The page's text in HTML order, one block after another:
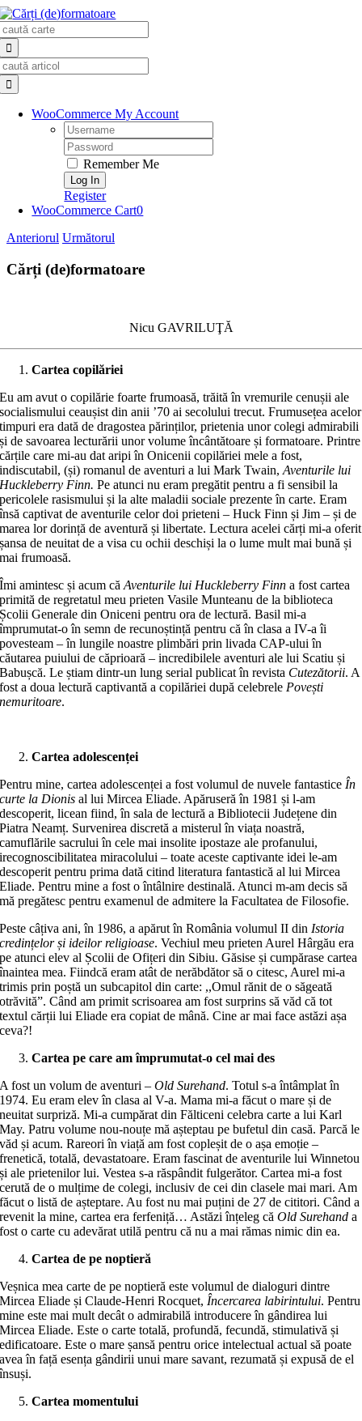
Skip
to
content
WooCommerce My Account
Username:
Password:
Remember Me
Register
WooCommerce Cart0
Anteriorul Următorul
Cărți (de)formatoare
Nicu GAVRILUŢĂ
Cartea copilăriei
Eu am avut o copilărie foarte frumoasă, trăită în vremurile cenușii ale
socialismului ceaușist din anii ’70 ai secolului trecut. Frumusețea acelor
timpuri era dată de dragostea părinților, prietenia unor colegi admirabili
și de savoarea lecturării unor volume încântătoare și formatoare. Printre
cărțile care mi-au dat aripi în Onicenii copilăriei mele a fost,
indiscutabil, (și) romanul de aventuri a lui Mark Twain,Aventurile lui
Huckleberry Finn. Pe atunci nu eram pregătit pentru a fi sensibil la
pericolele rasismului și la alte maladii sociale prezente în carte. Eram
însă captivat de aventurile celor doi prieteni – Huck Finn și Jim – și de
marea lor dorință de aventură și libertate. Lectura acelei cărți mi-a oferit
șansa de neuitat de a visa cu ochii deschiși la o lume mult mai bună și
mai frumoasă.
Îmi amintesc și acum căAventurile lui Huckleberry Finn a fost cartea
primită de regretatul meu prieten Vasile Munteanu de la biblioteca
Școlii Generale din Oniceni pentru ora de lectură. Basil mi-a
împrumutat-o în semn de recunoștință pentru că în clasa a IV-a îi
povesteam – în lungile noastre plimbări prin livada CAP-ului în
căutarea puiului de căprioară – incredibilele aventuri ale lui Scatiu și
Babușcă. Le știam dintr-un lung serial publicat în revista Cutezătorii. A
fost a doua lectură captivantă a copilăriei după celebrelePovești
nemuritoare.
Cartea adolescenței
Pentru mine, cartea adolescenței a fost volumul de nuvele fantasticeÎn
curte la Dionis al lui Mircea Eliade. Apăruseră în 1981 și l-am
descoperit, licean fiind, în sala de lectură a Bibliotecii Județene din
Piatra Neamț. Survenirea discretă a misterul în viața noastră,
camuflările sacrului în cele mai insolite ipostaze ale profanului,
irecognoscibilitatea miracolului – toate aceste captivante idei le-am
descoperit pentru prima dată citind literatura fantastică al lui Mircea
Eliade. Pentru mine a fost o întâlnire destinală. Atunci m-am decis să
mă pregătesc pentru examenul de admitere la Facultatea de Filosofie.
Peste câțiva ani, în 1986, a apărut în România volumul II dinIstoria
credințelor și ideilor religioase. Vechiul meu prieten Aurel Hârgău era
pe atunci elev al Școlii de Ofițeri din Sibiu. Găsise și cumpărase cartea
înaintea mea. Fiindcă eram atât de nerăbdător să o citesc, Aurel mi-a
trimis prin poștă un subcapitol din carte: ,,Omul rănit de o săgeată
otrăvită”. Când am primit scrisoarea am fost surprins să văd că tot
textul cărții lui Eliade era copiat de mână. Cine ar mai face astăzi așa
ceva?!
Cartea pe care am împrumutat-o cel mai des
A fost un volum de aventuri –Old Surehand. Totul s-a întâmplat în
1974. Eu eram elev în clasa al V-a. Mama mi-a făcut o mare și de
neuitat surpriză. Mi-a cumpărat din Fălticeni celebra carte a lui Karl
May. Patru volume nou-nouțe mă așteptau pe bufetul din casă. Parcă le
văd și acum. Rareori în viață am fost copleșit de o așa emoție –
frenetică, totală, devastatoare. Eram fascinat de aventurile lui Winnetou
și ale prietenilor lui. Vestea s-a răspândit fulgerător. Cartea mi-a fost
cerută de o mulțime de colegi, inclusiv de cei din clasele mai mari. Am
făcut o listă de așteptare. Au fost nu mai puțini de 27 de cititori. Când a
revenit la mine, cartea era ferfeniță… Astăzi înțeleg căOld Surehand a
fost o carte cu adevărat utilă pentru că nu a mai rămas nimic din ea.
Cartea de pe noptieră
Veșnica mea carte de pe noptieră este volumul de dialoguri dintre
Mircea Eliade și Claude-Henri Rocquet,Încercarea labirintului. Pentru
mine este mai mult decât o admirabilă introducere în gândirea lui
Mircea Eliade. Este o carte totală, profundă, fecundă, stimulativă și
edificatoare. Este o mare șansă pentru orice intelectual actual să poate
avea în față esența gândirii unui mare savant, rezumată și expusă de el
însuși.
Cartea momentului